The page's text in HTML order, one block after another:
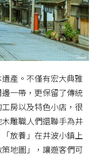
產。不僅有宏大典雅
一帶，更保留了傳統
房以及特色小店，很
雕職人們還聯手為井
放養」在井波小鎮上
地圖」，讓遊客們可